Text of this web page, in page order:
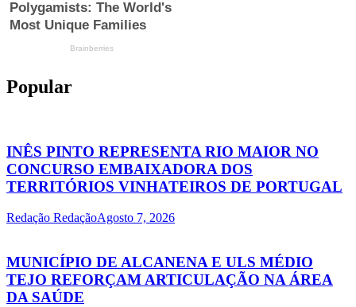
Popular
INÊS PINTO REPRESENTA RIO MAIOR NO
CONCURSO EMBAIXADORA DOS
TERRITÓRIOS VINHATEIROS DE PORTUGAL
Redação RedaçãoAgosto 7, 2026
MUNICÍPIO DE ALCANENA E ULS MÉDIO
TEJO REFORÇAM ARTICULAÇÃO NA ÁREA
DA SAÚDE